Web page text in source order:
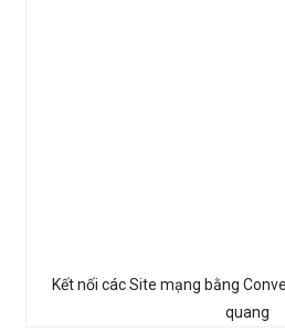
Kết nối các Site mạng bằng
quang